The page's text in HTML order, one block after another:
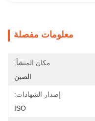
معلومات مفصلة
مكان المنشأ:
الصين
إصدار الشهادات:
ISO